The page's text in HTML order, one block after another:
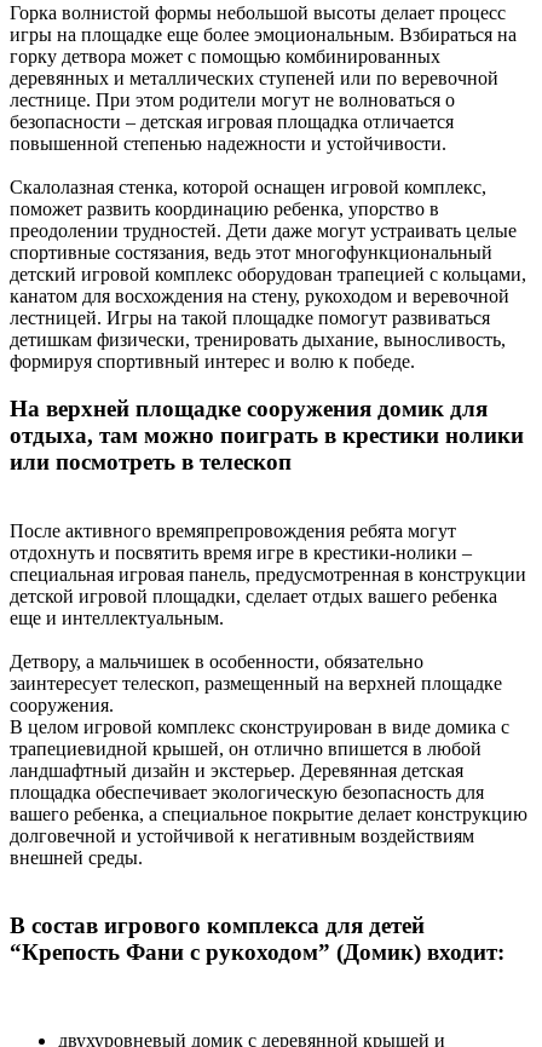
Горка волнистой формы небольшой высоты делает процесс
игры на площадке еще более эмоциональным. Взбираться на
горку детвора может с помощью комбинированных
деревянных и металлических ступеней или по веревочной
лестнице. При этом родители могут не волноваться о
безопасности – детская игровая площадка отличается
повышенной степенью надежности и устойчивости.
Скалолазная стенка, которой оснащен игровой комплекс,
поможет развить координацию ребенка, упорство в
преодолении трудностей. Дети даже могут устраивать целые
спортивные состязания, ведь этот многофункциональный
детский игровой комплекс оборудован трапецией с кольцами,
канатом для восхождения на стену, рукоходом и веревочной
лестницей. Игры на такой площадке помогут развиваться
детишкам физически, тренировать дыхание, выносливость,
формируя спортивный интерес и волю к победе.
На верхней площадке сооружения домик для
отдыха, там можно поиграть в крестики нолики
или посмотреть в телескоп
После активного времяпрепровождения ребята могут
отдохнуть и посвятить время игре в крестики-нолики –
специальная игровая панель, предусмотренная в конструкции
детской игровой площадки, сделает отдых вашего ребенка
еще и интеллектуальным.
Детвору, а мальчишек в особенности, обязательно
заинтересует телескоп, размещенный на верхней площадке
сооружения.
В целом игровой комплекс сконструирован в виде домика с
трапециевидной крышей, он отлично впишется в любой
ландшафтный дизайн и экстерьер. Деревянная детская
площадка обеспечивает экологическую безопасность для
вашего ребенка, а специальное покрытие делает конструкцию
долговечной и устойчивой к негативным воздействиям
внешней среды.
В состав игрового комплекса для детей
“Крепость Фани с рукоходом” (Домик) входит:
двухуровневый домик с деревянной крышей и